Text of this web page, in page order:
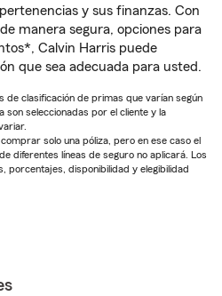
y sus finanzas. Con
manera segura, opciones para
Calvin Harris puede
que sea adecuada para usted.
de clasificación de primas que varían según
seleccionadas por el cliente y la
solo una póliza, pero en ese caso el
diferentes líneas de seguro no aplicará. Los
porcentajes, disponibilidad y elegibilidad